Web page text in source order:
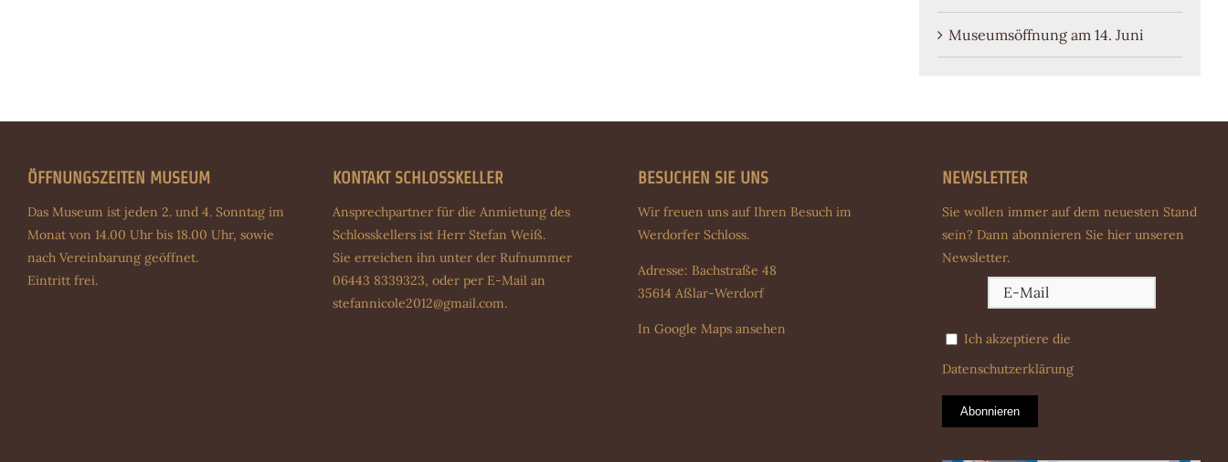
Museumsöffnung am 14. Juni
ÖFFNUNGSZEITEN MUSEUM
Das Museum ist jeden 2. und 4. Sonntag im
Monat von 14.00 Uhr bis 18.00 Uhr, sowie
nach Vereinbarung geöffnet.
Eintritt frei.
KONTAKT SCHLOSSKELLER
Ansprechpartner für die Anmietung des
Schlosskellers ist Herr Stefan Weiß.
Sie erreichen ihn unter der Rufnummer
06443 8339323, oder per E-Mail an
stefannicole2012@gmail.com.
BESUCHEN SIE UNS
Wir freuen uns auf Ihren Besuch im
Werdorfer Schloss.
Adresse: Bachstraße 48
35614 Aßlar-Werdorf
In Google Maps ansehen
NEWSLETTER
Sie wollen immer auf dem neuesten Stand
sein? Dann abonnieren Sie hier unseren
Newsletter.
Ich akzeptiere die
Datenschutzerklärung
Abonnieren